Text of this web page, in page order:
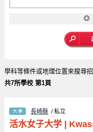
學科等條件或地理位置來搜尋
共7所學校 第1頁
長崎縣 / 私立
活水女子大学|